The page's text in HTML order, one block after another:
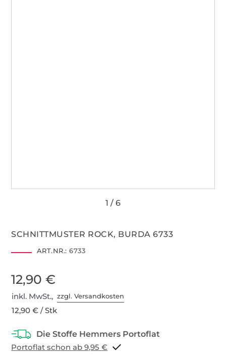
SCHNITTMUSTER ROCK, BURDA 6733
ART.NR.: 6733
12,90 €
inkl. MwSt.,zzgl. Versandkosten
12,90 € / Stk
Portoflat schon ab 9,95 €